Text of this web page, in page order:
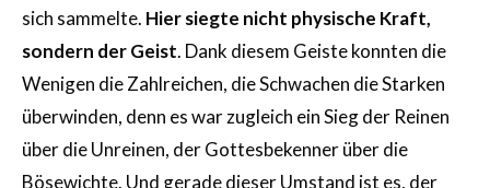
sich sammelte. Hier siegte nicht physische Kraft,
sondern der Geist. Dank diesem Geiste konnten die
Wenigen die Zahlreichen, die Schwachen die Starken
überwinden, denn es war zugleich ein Sieg der Reinen
über die Unreinen, der Gottesbekenner über die
Bösewichte. Und gerade dieser Umstand ist es, der